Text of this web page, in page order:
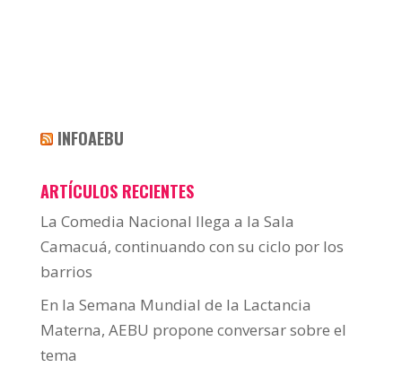
INFOAEBU
ARTÍCULOS RECIENTES
La Comedia Nacional llega a la Sala
Camacuá, continuando con su ciclo por los
barrios
En la Semana Mundial de la Lactancia
Materna, AEBU propone conversar sobre el
tema